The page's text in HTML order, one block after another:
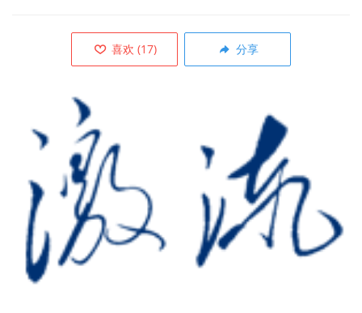
喜欢 (17) 分享